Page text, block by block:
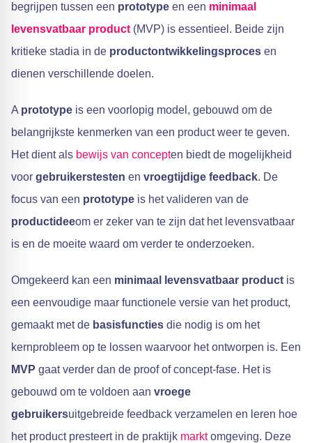
begrijpen tussen een prototype en een minimaal
levensvatbaar product (MVP) is essentieel. Beide zijn
kritieke stadia in de productontwikkelingsproces en
dienen verschillende doelen.
A prototype is een voorlopig model, gebouwd om de
belangrijkste kenmerken van een product weer te geven.
Het dient als bewijs van concepten biedt de mogelijkheid
voor gebruikerstesten en vroegtijdige feedback. De
focus van een prototype is het valideren van de
productideeom er zeker van te zijn dat het levensvatbaar
is en de moeite waard om verder te onderzoeken.
Omgekeerd kan een minimaal levensvatbaar product is
een eenvoudige maar functionele versie van het product,
gemaakt met de basisfuncties die nodig is om het
kernprobleem op te lossen waarvoor het ontworpen is. Een
MVP gaat verder dan de proof of concept-fase. Het is
gebouwd om te voldoen aan vroege
gebruikersuitgebreide feedback verzamelen en leren hoe
het product presteert in de praktijk marktomgeving. Deze